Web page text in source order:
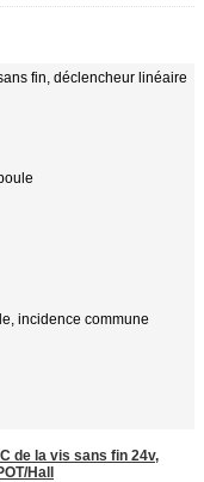
fin, déclencheur linéaire
incidence commune
de la vis sans fin 24v,
Hall